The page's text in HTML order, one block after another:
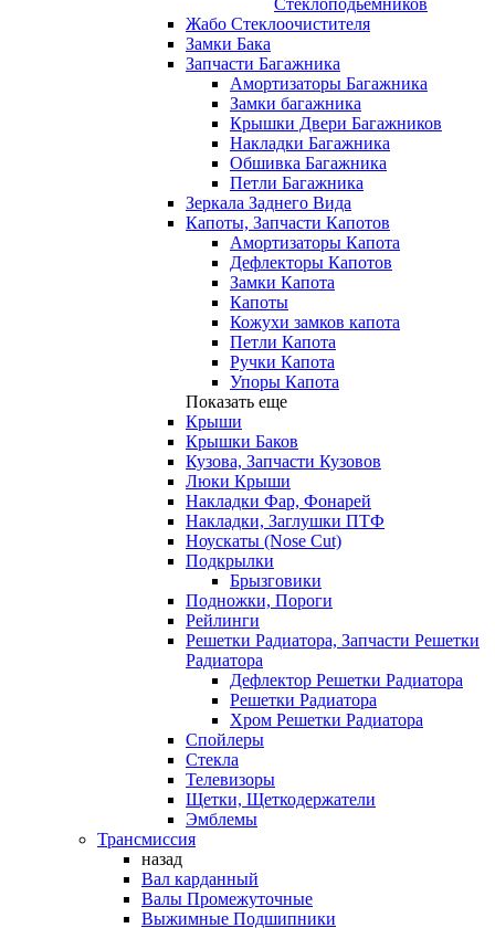
Стеклоподьемников
Жабо Стеклоочистителя
Замки Бака
Запчасти Багажника
Амортизаторы Багажника
Замки багажника
Крышки Двери Багажников
Накладки Багажника
Обшивка Багажника
Петли Багажника
Зеркала Заднего Вида
Капоты, Запчасти Капотов
Амортизаторы Капота
Дефлекторы Капотов
Замки Капота
Капоты
Кожухи замков капота
Петли Капота
Ручки Капота
Упоры Капота
Показать еще
Крыши
Крышки Баков
Кузова, Запчасти Кузовов
Люки Крыши
Накладки Фар, Фонарей
Накладки, Заглушки ПТФ
Ноускаты (Nose Cut)
Подкрылки
Брызговики
Подножки, Пороги
Рейлинги
Решетки Радиатора, Запчасти Решетки
Радиатора
Дефлектор Решетки Радиатора
Решетки Радиатора
Хром Решетки Радиатора
Спойлеры
Стекла
Телевизоры
Щетки, Щеткодержатели
Эмблемы
Трансмиссия
назад
Вал карданный
Валы Промежуточные
Выжимные Подшипники